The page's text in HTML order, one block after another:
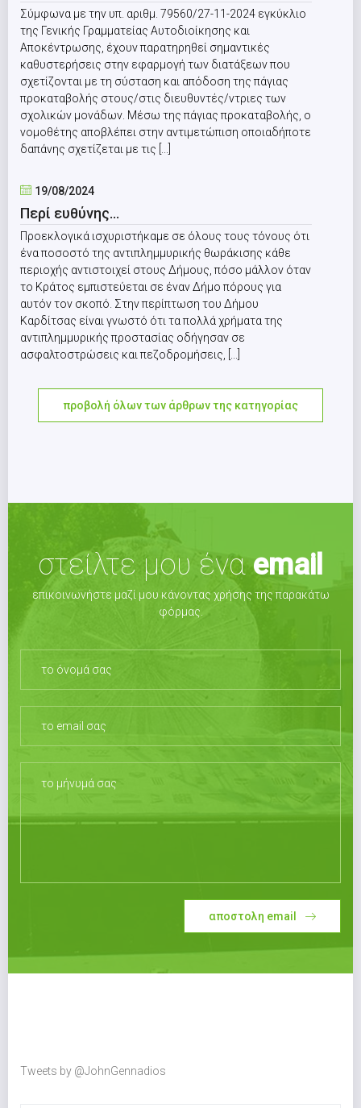
Σύμφωνα με την υπ. αριθμ. 79560/27-11-2024 εγκύκλιο
της Γενικής Γραμματείας Αυτοδιοίκησης και
Αποκέντρωσης, έχουν παρατηρηθεί σημαντικές
καθυστερήσεις στην εφαρμογή των διατάξεων που
σχετίζονται με τη σύσταση και απόδοση της πάγιας
προκαταβολής στους/στις διευθυντές/ντριες των
σχολικών μονάδων. Μέσω της πάγιας προκαταβολής, ο
νομοθέτης αποβλέπει στην αντιμετώπιση οποιαδήποτε
δαπάνης σχετίζεται με τις [...]
19/08/2024
Περί ευθύνης…
Προεκλογικά ισχυριστήκαμε σε όλους τους τόνους ότι
ένα ποσοστό της αντιπλημμυρικής θωράκισης κάθε
περιοχής αντιστοιχεί στους Δήμους, πόσο μάλλον όταν
το Κράτος εμπιστεύεται σε έναν Δήμο πόρους για
αυτόν τον σκοπό. Στην περίπτωση του Δήμου
Καρδίτσας είναι γνωστό ότι τα πολλά χρήματα της
αντιπλημμυρικής προστασίας οδήγησαν σε
ασφαλτοστρώσεις και πεζοδρομήσεις, [...]
προβολή όλων των άρθρων της κατηγορίας
στείλτε μου έναemail
επικοινωνήστε μαζί μου κάνοντας χρήσης της παρακάτω
φόρμας.
αποστολη email
Tweets by @JohnGennadios